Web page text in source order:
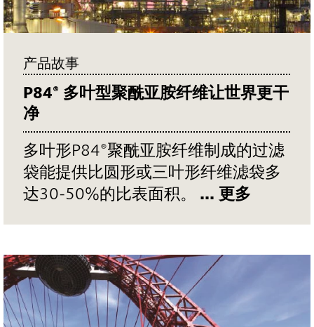
产品故事
P84® 多叶型聚酰亚胺纤维让世界更干
净
多叶形P84®聚酰亚胺纤维制成的过滤
袋能提供比圆形或三叶形纤维滤袋多
达30-50%的比表面积。
... 更多